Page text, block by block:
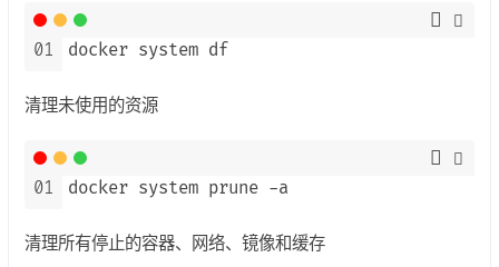
01 docker system df
清理未使用的资源
01 docker system prune -a
清理所有停止的容器、网络、镜像和缓存